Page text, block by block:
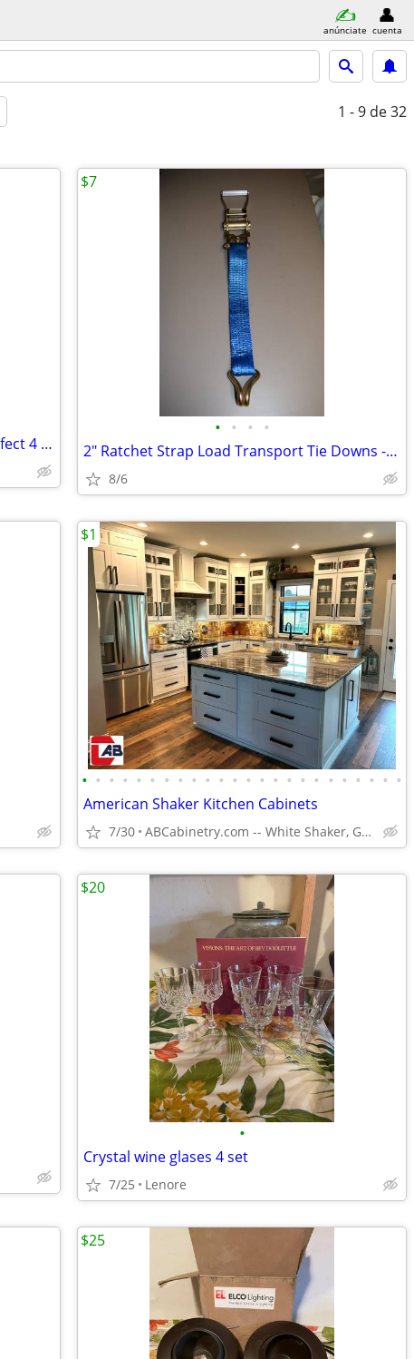
anúnciate cuenta
1 - 9 de 32
50 Black 14"x14" Wire Grid Panels - Perfect 4 Retail Displays/Storage
• • • •
2" Ratchet Strap Load Transport Tie Downs - Qty 20
8/6
$7
• • • • • • • • • • • • • • • • • • • • • • • •
American Shaker Kitchen Cabinets
7/30 ABCabinetry.com -- White Shaker, Gray Shaker, Raised Panel
$1
•
Crystal wine glases 4 set
7/25 Lenore
$20
$25